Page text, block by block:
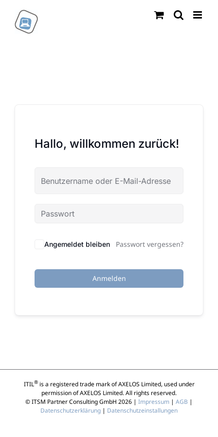
Inhalt
springen
Hallo, willkommen zurück!
Angemeldet bleiben Passwort vergessen?
Anmelden
ITIL®is a registered trade mark of AXELOS Limited, used under
permission of AXELOS Limited. All rights reserved.
© ITSM Partner Consulting GmbH 2026 | Impressum | AGB |
Datenschutzerklärung | Datenschutzeinstallungen